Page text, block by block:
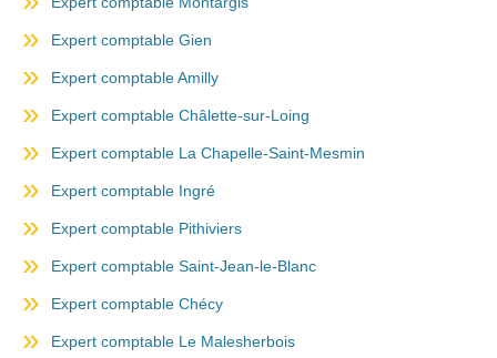
Expert comptable Gien
Expert comptable Amilly
Expert comptable Châlette-sur-Loing
Expert comptable La Chapelle-Saint-Mesmin
Expert comptable Ingré
Expert comptable Pithiviers
Expert comptable Saint-Jean-le-Blanc
Expert comptable Chécy
Expert comptable Le Malesherbois